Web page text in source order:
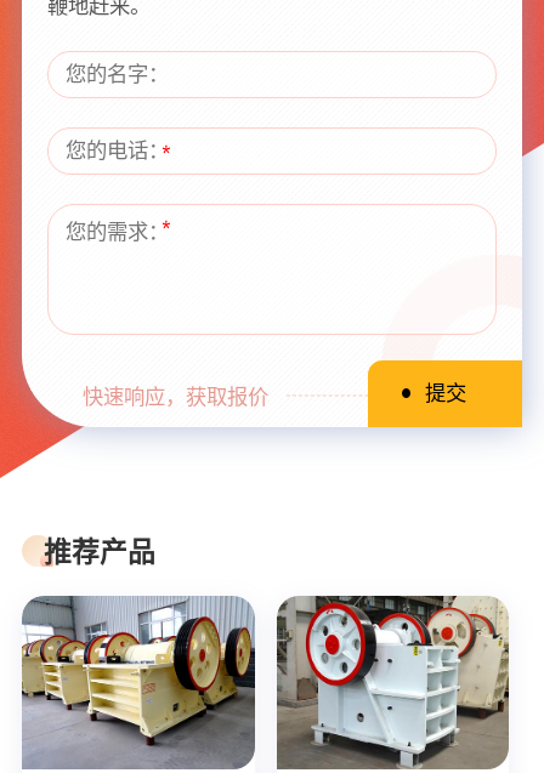
快速响应，获取报价
推荐产品